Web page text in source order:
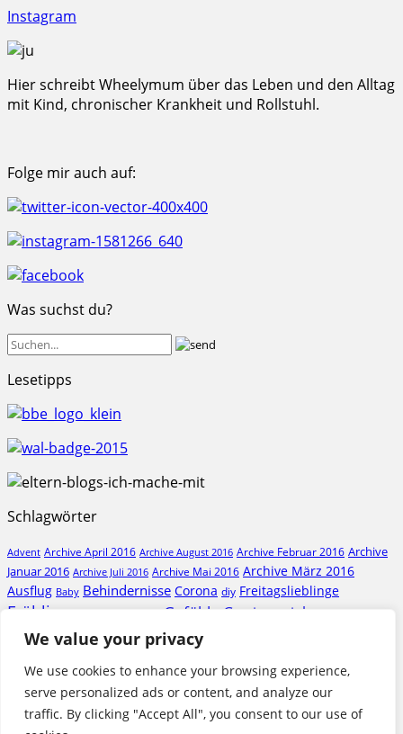
We value your privacy
We use cookies to enhance your browsing experience,
serve personalized ads or content, and analyze our
traffic. By clicking "Accept All", you consent to our use of
Instagram
Hier schreibt Wheelymum über das Leben und den Alltag
mit Kind, chronischer Krankheit und Rollstuhl.
Folge mir auch auf:
Was suchst du?
Lesetipps
Schlagwörter
Advent Archive April 2016 Archive August 2016 Archive Februar 2016 Archive
Januar 2016 Archive Juli 2016 Archive Mai 2016 Archive März 2016
Ausflug Baby Behindernisse Corona diy Freitagslieblinge
Frühling GefühleGewinnspiel
GlutenfreiHerbstHilfe
Krankheit Kunst Kösel Liebe Natur Pflege Politik
Rezension Rollstuhl Schwangerschaft Sommer
Vorurteile Weihnachten